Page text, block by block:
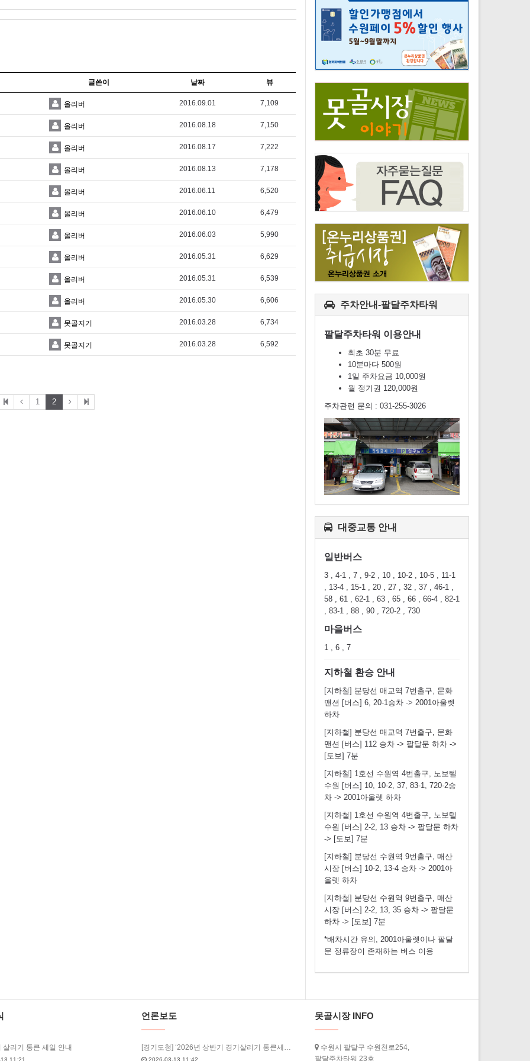
글쓴이 날짜 뷰
올리버 2016.09.01 7,109
올리버 2016.08.18 7,150
올리버 2016.08.17 7,222
올리버 2016.08.13 7,178
올리버 2016.06.11 6,520
올리버 2016.06.10 6,479
올리버 2016.06.03 5,990
올리버 2016.05.31 6,629
올리버 2016.05.31 6,539
올리버 2016.05.30 6,606
못골지기 2016.03.28 6,734
못골지기 2016.03.28 6,592
1 2
주차안내-팔달주차타워
팔달주차타워 이용안내
최초 30분 무료
10분마다 500원
1일 주차요금 10,000원
월 정기권 120,000원
주차관련 문의 : 031-255-3026
대중교통 안내
일반버스
3 , 4-1 , 7 , 9-2 , 10 , 10-2 , 10-5 , 11-1
, 13-4 , 15-1 , 20 , 27 , 32 , 37 , 46-1 ,
58 , 61 , 62-1 , 63 , 65 , 66 , 66-4 , 82-1
, 83-1 , 88 , 90 , 720-2 , 730
마을버스
1 , 6 , 7
지하철 환승 안내
[지하철] 분당선 매교역 7번출구, 문화
맨션 [버스] 6, 20-1승차 -> 2001아울렛
하차
[지하철] 분당선 매교역 7번출구, 문화
맨션 [버스] 112 승차 -> 팔달문 하차 ->
[도보] 7분
[지하철] 1호선 수원역 4번출구, 노보텔
수원 [버스] 10, 10-2, 37, 83-1, 720-2승
차 -> 2001아울렛 하차
[지하철] 1호선 수원역 4번출구, 노보텔
수원 [버스] 2-2, 13 승차 -> 팔달문 하차
-> [도보] 7분
[지하철] 분당선 수원역 9번출구, 매산
시장 [버스] 10-2, 13-4 승차 -> 2001아
울렛 하차
[지하철] 분당선 수원역 9번출구, 매산
시장 [버스] 2-2, 13, 35 승차 -> 팔달문
하차 -> [도보] 7분
*배차시간 유의, 2001아울렛이나 팔달
문 정류장이 존재하는 버스 이용
살리기 통큰 세일 안내
11:21
언론보도
2026-03-13 11:42
못골시장 INFO
수원시 팔달구 수원천로254,
팔달주차타워 23호